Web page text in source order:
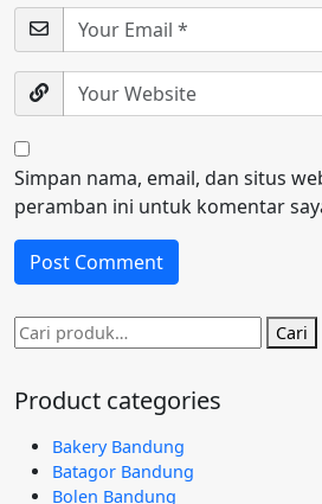
Simpan nama, email, dan situs
peramban ini untuk komentar
Pencarian
untuk:
Cari
Product categories
Bakery Bandung
Batagor Bandung
Bolen Bandung